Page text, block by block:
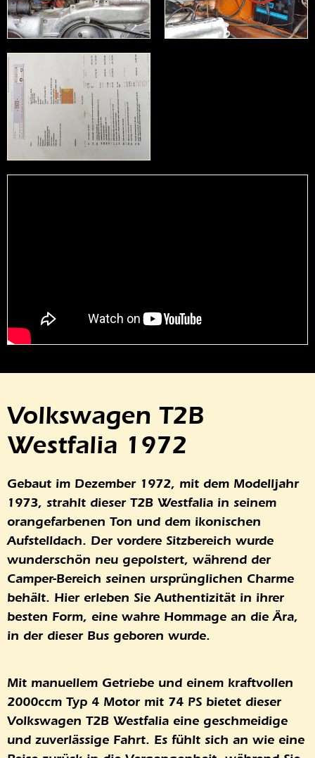
Volkswagen T2B
Westfalia 1972
Gebaut im Dezember 1972, mit dem Modelljahr
1973, strahlt dieser T2B Westfalia in seinem
orangefarbenen Ton und dem ikonischen
Aufstelldach. Der vordere Sitzbereich wurde
wunderschön neu gepolstert, während der
Camper-Bereich seinen ursprünglichen Charme
behält. Hier erleben Sie Authentizität in ihrer
besten Form, eine wahre Hommage an die Ära,
in der dieser Bus geboren wurde.
Mit manuellem Getriebe und einem kraftvollen
2000ccm Typ 4 Motor mit 74 PS bietet dieser
Volkswagen T2B Westfalia eine geschmeidige
und zuverlässige Fahrt. Es fühlt sich an wie eine